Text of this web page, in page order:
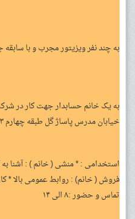
به چند نفر ویزیتور مجرب و با سابقه جهت کار
به یک خانم حسابدار جهت کار در
خیابان مدرس پاساژ گل طبقه چهارم ۳۸۲۱۳۸۱۳
تماس و حضور :۸ الی ۱۴